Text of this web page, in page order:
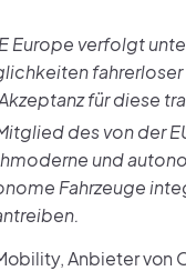
Europe verfolgt
fahrerloser
für diese
des von der
und
Fahrzeuge
Anbieter